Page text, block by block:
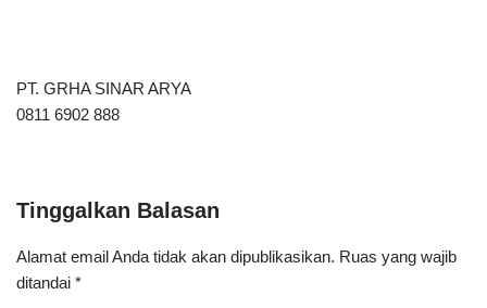
PT. GRHA SINAR ARYA
0811 6902 888
Tinggalkan Balasan
Alamat email Anda tidak akan dipublikasikan. Ruas yang wajib
ditandai *